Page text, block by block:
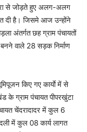
से जोड़ते हुए अलग-अलग
दी है। जिसमे आज उन्होंने
अंतर्गत छह ग्राम पंचायतों
वाले 28 सड़क निर्माण
किए गए कार्याे में से
के ग्राम पंचायत पीपरखुंटा
चेंदरादादर में कुल 6
में कुल 08 कार्य लागत